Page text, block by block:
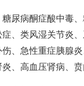
尿病酮症酸中毒
、类风湿关节炎
、急性重症胰腺
、高血压肾病、贲